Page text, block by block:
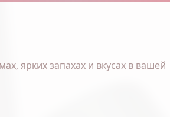
ярких запахах и вкусах в вашей